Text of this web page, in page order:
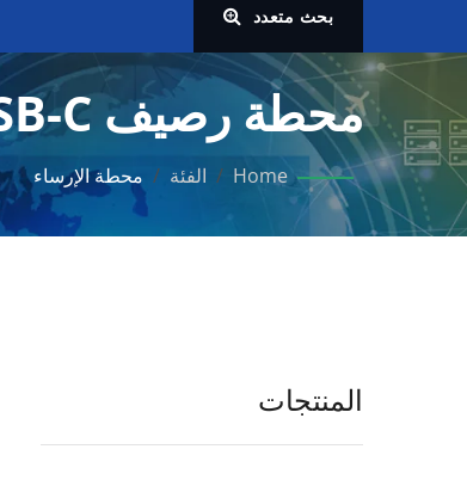
بحث متعدد
محطة رصيف USB-C مزدوجة 4K بتصميم عمودي
Home
/ الفئة / محطة الإرساء
المنتجات